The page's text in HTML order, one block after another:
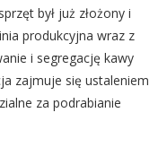
był już złożony i
produkcyjna wraz z
i segregację kawy
zajmuje się ustaleniem
za podrabianie